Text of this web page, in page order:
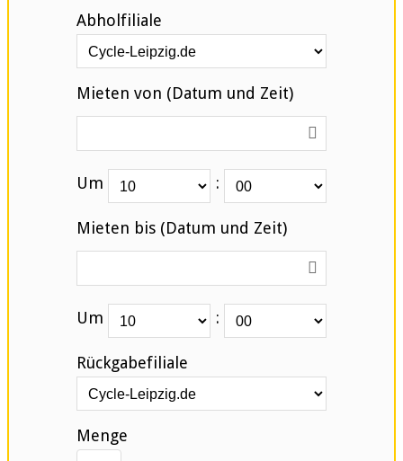
Abholfiliale
Mieten von (Datum und Zeit)
Um :
Mieten bis (Datum und Zeit)
Um :
Rückgabefiliale
Menge